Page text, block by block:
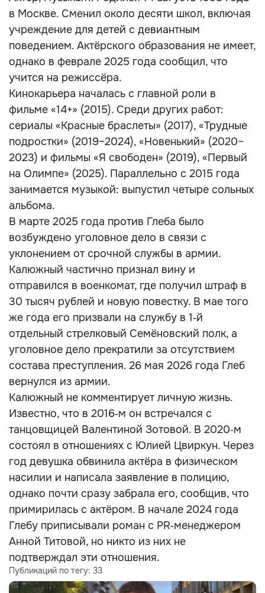
в Москве. Сменил около десяти школ, включая
учреждение для детей с девиантным
поведением. Актёрского образования не имеет,
однако в феврале 2025 года сообщил, что
учится на режиссёра.
Кинокарьера началась с главной роли в
фильме «14+» (2015). Среди других работ:
сериалы «Красные браслеты» (2017), «Трудные
подростки» (2019–2024), «Новенький» (2020–
2023) и фильмы «Я свободен» (2019), «Первый
на Олимпе» (2025). Параллельно с 2015 года
занимается музыкой: выпустил четыре сольных
альбома.
В марте 2025 года против Глеба было
возбуждено уголовное дело в связи с
уклонением от срочной службы в армии.
Калюжный частично признал вину и
отправился в военкомат, где получил штраф в
30 тысяч рублей и новую повестку. В мае того
же года его призвали на службу в 1‑й
отдельный стрелковый Семёновский полк, а
уголовное дело прекратили за отсутствием
состава преступления. 26 мая 2026 года Глеб
вернулся из армии.
Калюжный не комментирует личную жизнь.
Известно, что в 2016‑м он встречался с
танцовщицей Валентиной Зотовой. В 2020‑м
состоял в отношениях с Юлией Цвиркун. Через
год девушка обвинила актёра в физическом
насилии и написала заявление в полицию,
однако почти сразу забрала его, сообщив, что
примирилась с актёром. В начале 2024 года
Глебу приписывали роман с PR‑менеджером
Анной Титовой, но никто из них не
подтверждал эти отношения.
Публикаций по тегу: 33